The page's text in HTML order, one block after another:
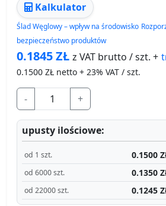
Kalkulator
Ślad Węglowy – wpływ na środowisko
bezpieczeństwo produktów
0.1845ZŁ z VAT brutto / szt. +
0.1500 ZŁ netto + 23% VAT / szt.
- +
upusty ilościowe:
od 1 szt. 0.1500
od 6000 szt. 0.1350
od 22000 szt. 0.1245